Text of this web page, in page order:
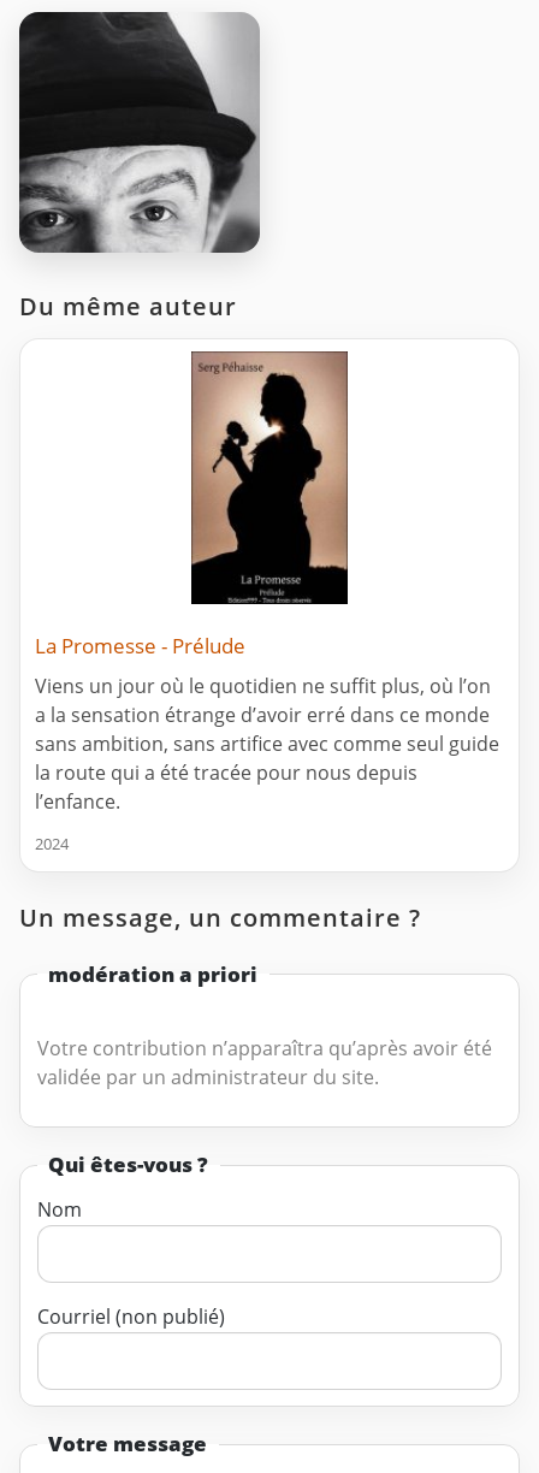
Du même auteur
La Promesse - Prélude
Viens un jour où le quotidien ne suffit plus, où l’on
a la sensation étrange d’avoir erré dans ce monde
sans ambition, sans artifice avec comme seul guide
la route qui a été tracée pour nous depuis
l’enfance.
2024
Un message, un commentaire ?
modération a priori
Votre contribution n’apparaîtra qu’après avoir été
validée par un administrateur du site.
Qui êtes-vous ?
Nom
Courriel (non publié)
Votre message